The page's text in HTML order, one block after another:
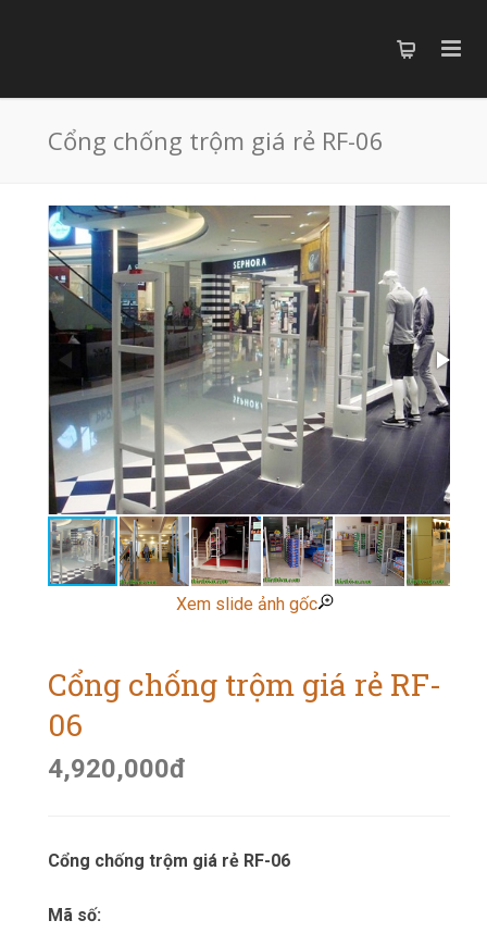
Cổng chống trộm giá rẻ RF-06
Xem slide ảnh gốc
Cổng chống trộm giá rẻ RF-
06
4,920,000đ
Cổng chống trộm giá rẻ RF-06
Mã số: